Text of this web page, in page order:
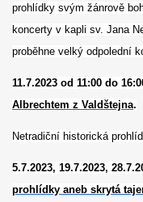
prohlídky svým žánrově
koncerty v kapli sv. Jana
proběhne velký odpolední
11.7.2023 od 11:00 do
Albrechtem z Valdštejna.
Netradiční historická
5.7.2023, 19.7.2023,
prohlídky aneb skrytá